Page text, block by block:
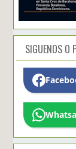
SIGUENOS O